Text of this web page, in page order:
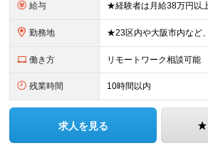
給与
勤務地
働き方 リモートワーク相談可能
残業時間 10時間以内
求人を見る